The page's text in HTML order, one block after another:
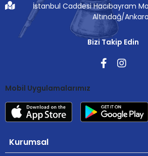
İstanbul Caddesi Hacıbayram
Altındağ/Ankara
Bizi Takip Edin
Mobil Uygulamalarımız
Kurumsal